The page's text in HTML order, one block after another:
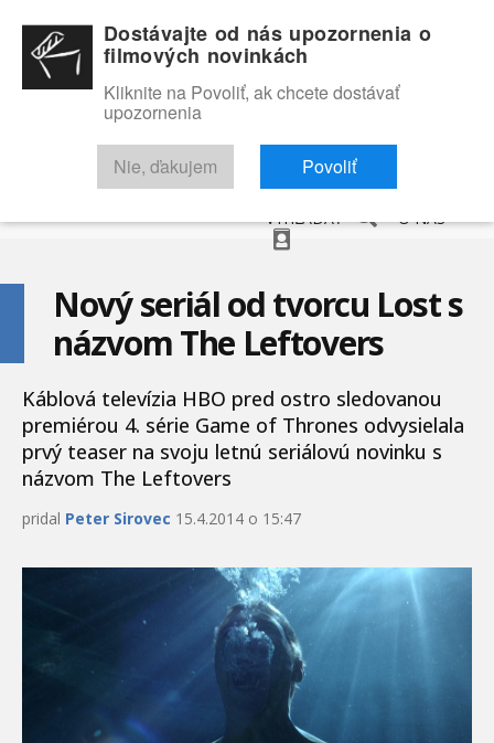
RECENZIE TRAILERY FILMOVÁ DATABÁZA
VYHĽADAŤ O NÁS
Nový seriál od tvorcu Lost s
názvom The Leftovers
Káblová televízia HBO pred ostro sledovanou
premiérou 4. série Game of Thrones odvysielala
prvý teaser na svoju letnú seriálovú novinku s
názvom The Leftovers
pridal Peter Sirovec 15.4.2014 o 15:47
Dostávajte od nás upozornenia o
filmových novinkách
Kliknite na Povoliť, ak chcete dostávať
upozornenia
Nie, ďakujem Povoliť